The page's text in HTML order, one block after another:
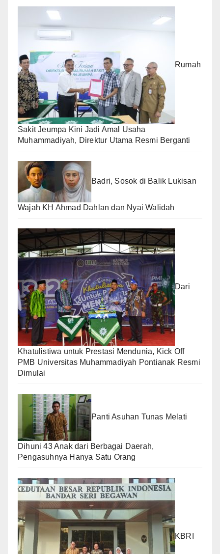
Rumah
Sakit Jeumpa Kini Jadi Amal Usaha
Muhammadiyah, Direktur Utama Resmi Berganti
Badri, Sosok di Balik Lukisan
Wajah KH Ahmad Dahlan dan Nyai Walidah
Dari
Khatulistiwa untuk Prestasi Mendunia, Kick Off
PMB Universitas Muhammadiyah Pontianak Resmi
Dimulai
Panti Asuhan Tunas Melati
Dihuni 43 Anak dari Berbagai Daerah,
Pengasuhnya Hanya Satu Orang
KBRI